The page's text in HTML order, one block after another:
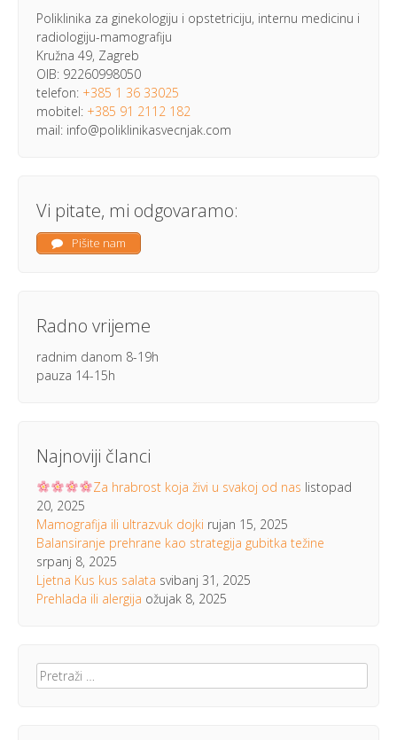
Poliklinika za ginekologiju i opstetriciju, internu medicinu i
radiologiju-mamografiju
Kružna 49, Zagreb
OIB: 92260998050
telefon: +385 1 36 33025
mobitel: +385 91 2112 182
mail: info@poliklinikasvecnjak.com
Vi pitate, mi odgovaramo:
Pišite nam
Radno vrijeme
radnim danom 8-19h
pauza 14-15h
Najnoviji članci
Za hrabrost koja živi u svakoj od nas listopad
20, 2025
Mamografija ili ultrazvuk dojki rujan 15, 2025
Balansiranje prehrane kao strategija gubitka težine
srpanj 8, 2025
Ljetna Kus kus salata svibanj 31, 2025
Prehlada ili alergija ožujak 8, 2025
Pretraži: